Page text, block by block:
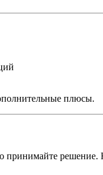
плюсы.
принимайте